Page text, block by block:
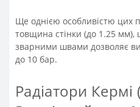
Ще однією особливістю цих
товщина стінки (до 1.25 мм),
зварними швами дозволяє
до 10 бар.
Радіатори Кермі